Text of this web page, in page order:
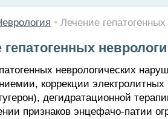
• Лечение
гепатогенных
неврологических
коррекции
дегидратационной
признаков энцефачо-патии